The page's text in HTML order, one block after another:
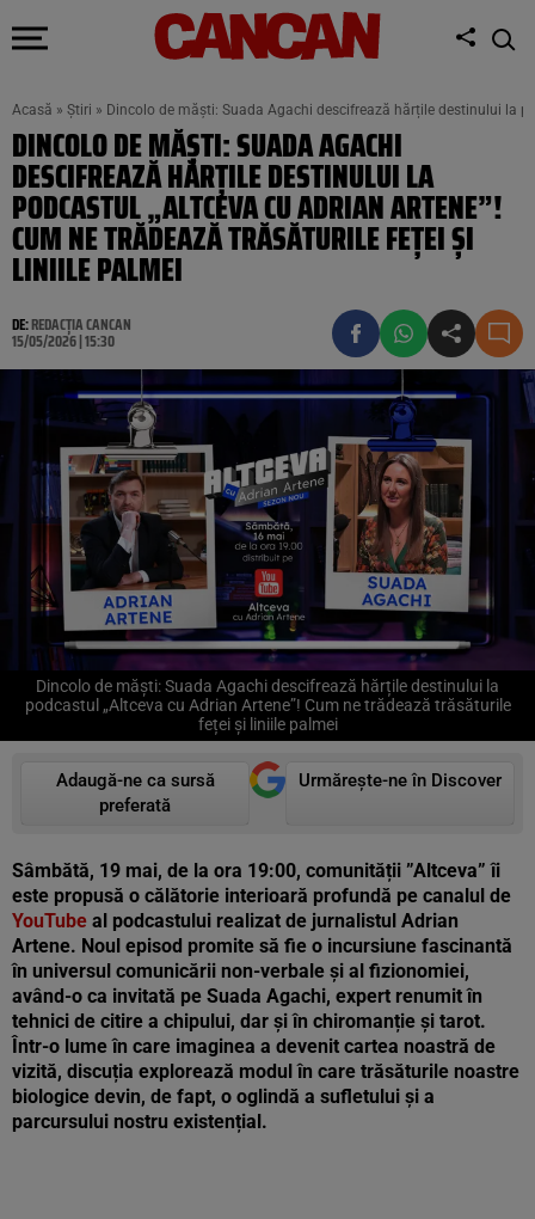
Acasă » Știri » Dincolo de măști: Suada Agachi descifrează hărțile destinului la
DINCOLO DE MĂȘTI: SUADA AGACHI
DESCIFREAZĂ HĂRȚILE DESTINULUI LA
PODCASTUL „ALTCEVA CU ADRIAN ARTENE”!
CUM NE TRĂDEAZĂ TRĂSĂTURILE FEȚEI ȘI
LINIILE PALMEI
DE:REDACȚIA CANCAN
15/05/2026 | 15:30
Dincolo de măști: Suada Agachi descifrează hărțile destinului la
podcastul „Altceva cu Adrian Artene”! Cum ne trădează trăsăturile
feței și liniile palmei
Adaugă-ne ca sursă
preferată
Urmărește-ne în Discover
Sâmbătă, 19 mai, de la ora 19:00, comunității ”Altceva” îi
este propusă o călătorie interioară profundă pe canalul de
YouTube al podcastului realizat de jurnalistul Adrian
Artene. Noul episod promite să fie o incursiune fascinantă
în universul comunicării non-verbale și al fizionomiei,
având-o ca invitată pe Suada Agachi, expert renumit în
tehnici de citire a chipului, dar și în chiromanție și tarot.
Într-o lume în care imaginea a devenit cartea noastră de
vizită, discuția explorează modul în care trăsăturile noastre
biologice devin, de fapt, o oglindă a sufletului și a
parcursului nostru existențial.